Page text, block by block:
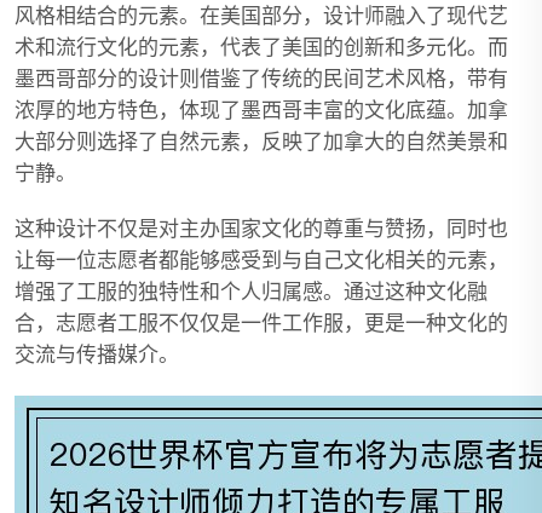
风格相结合的元素。在美国部分，设计师融入了现代艺
术和流行文化的元素，代表了美国的创新和多元化。而
墨西哥部分的设计则借鉴了传统的民间艺术风格，带有
浓厚的地方特色，体现了墨西哥丰富的文化底蕴。加拿
大部分则选择了自然元素，反映了加拿大的自然美景和
宁静。
这种设计不仅是对主办国家文化的尊重与赞扬，同时也
让每一位志愿者都能够感受到与自己文化相关的元素，
增强了工服的独特性和个人归属感。通过这种文化融
合，志愿者工服不仅仅是一件工作服，更是一种文化的
交流与传播媒介。